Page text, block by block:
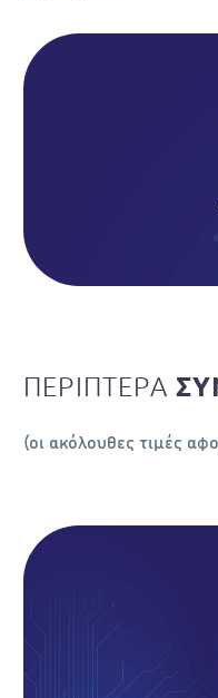
ΠΕΡΙΠΤΕΡΑ
(οι ακόλουθες τιµές